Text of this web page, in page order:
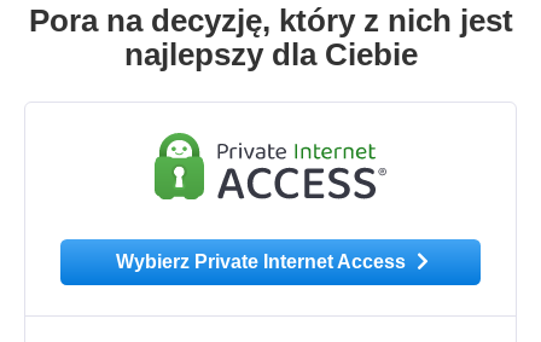
Pora na decyzję, który z nich jest
najlepszy dla Ciebie
Wybierz Private Internet Access